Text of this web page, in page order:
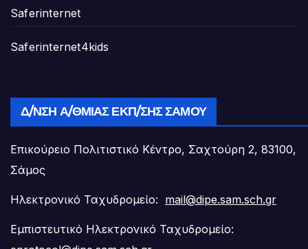
Saferinternet
Saferinternet4kids
Δ/ΝΣΗ Α/ΘΜΙΑΣ ΕΚΠ/ΣΗΣ ΣΆΜΟΥ
Επικούρειο Πολιτιστικό Κέντρο, Σαχτούρη 2, 83100,
Σάμος
Ηλεκτρονικό Ταχυδρομείο: mail@dipe.sam.sch.gr
Εμπιστευτικό Ηλεκτρονικό Ταχυδρομείο: